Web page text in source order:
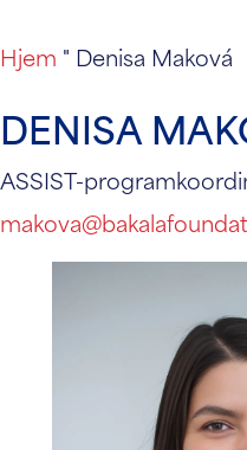
Hjem " Denisa Maková
DENISA
ASSIST-